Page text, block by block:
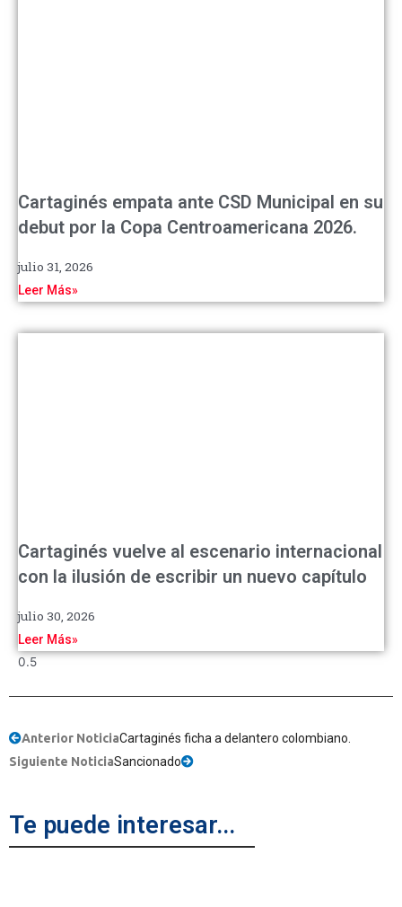
Cartaginés empata ante CSD Municipal en su
debut por la Copa Centroamericana 2026.
julio 31, 2026
Leer Más»
Cartaginés vuelve al escenario internacional
con la ilusión de escribir un nuevo capítulo
julio 30, 2026
Leer Más»
Anterior NoticiaCartaginés ficha a delantero colombiano.
Siguiente NoticiaSancionado
Te puede interesar...